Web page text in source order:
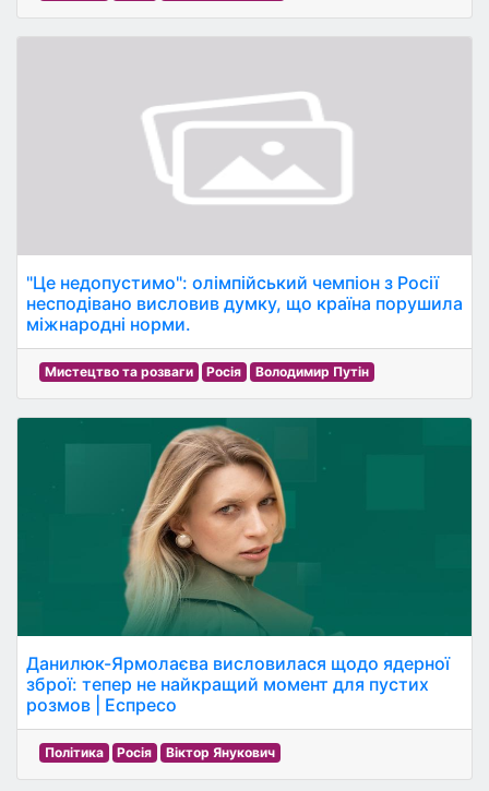
"Це недопустимо": олімпійський чемпіон з Росії
несподівано висловив думку, що країна порушила
міжнародні норми.
Мистецтво та розваги Росія Володимир Путін
Данилюк-Ярмолаєва висловилася щодо ядерної
зброї: тепер не найкращий момент для пустих
розмов | Еспресо
Політика Росія Віктор Янукович